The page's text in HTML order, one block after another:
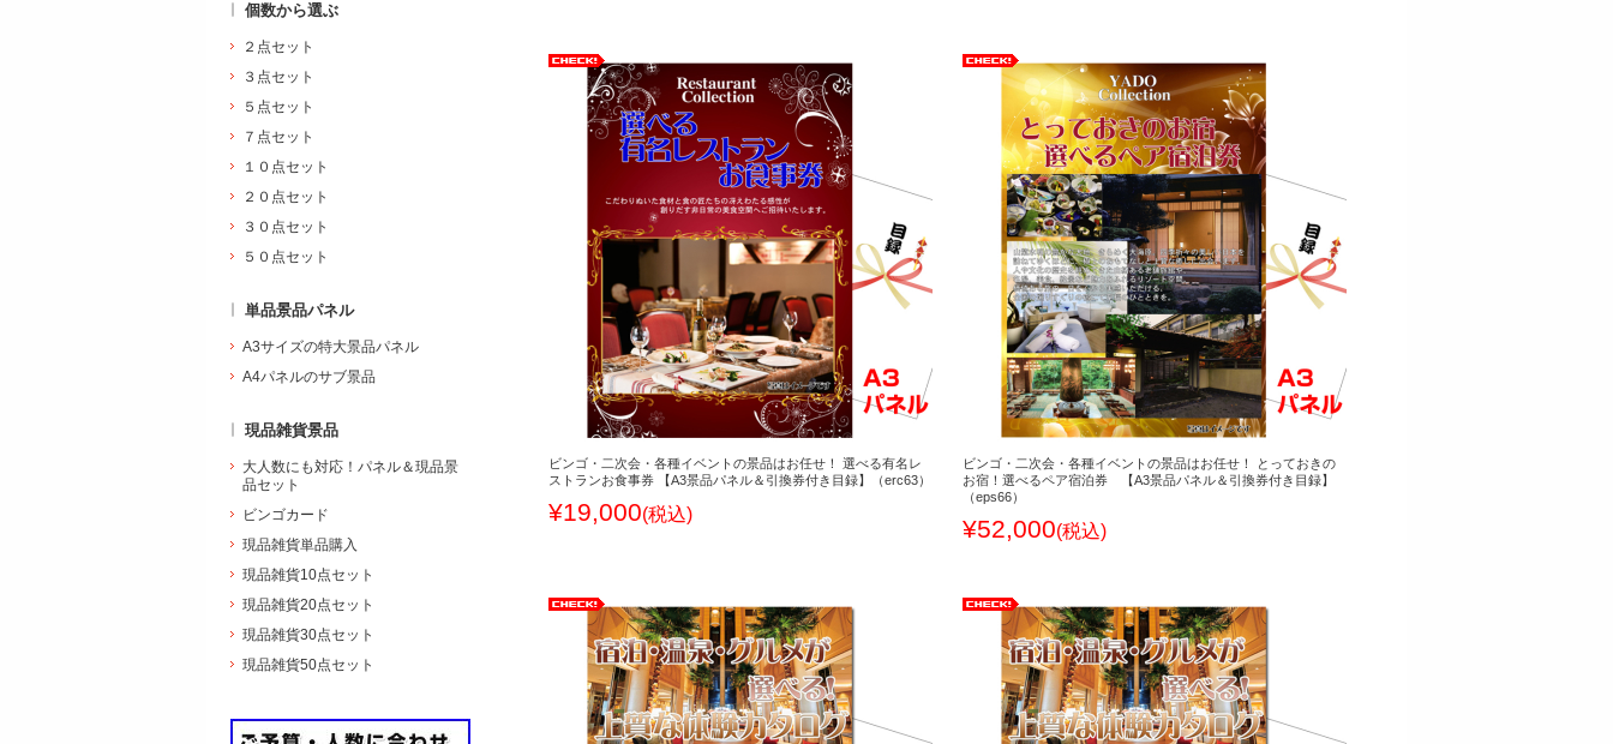
ビンゴ・二次会・各種イベントの景品はお任せ！ 選べる有名レ
ストランお食事券 【A3景品パネル＆引換券付き目録】（erc63）
¥19,000(税込)
ビンゴ・二次会・各種イベントの景品はお任せ！ とっておきの
お宿！選べるペア宿泊券 【A3景品パネル＆引換券付き目録】
（eps66）
¥52,000(税込)
個数から選ぶ
２点セット
３点セット
５点セット
７点セット
１０点セット
２０点セット
３０点セット
５０点セット
単品景品パネル
A3サイズの特大景品パネル
A4パネルのサブ景品
現品雑貨景品
大人数にも対応！パネル＆現品景
品セット
ビンゴカード
現品雑貨単品購入
現品雑貨10点セット
現品雑貨20点セット
現品雑貨30点セット
現品雑貨50点セット